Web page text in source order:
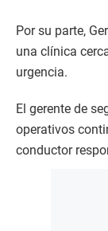
Por su parte,
una clínica
urgencia.
El gerente de
operativos
conductor